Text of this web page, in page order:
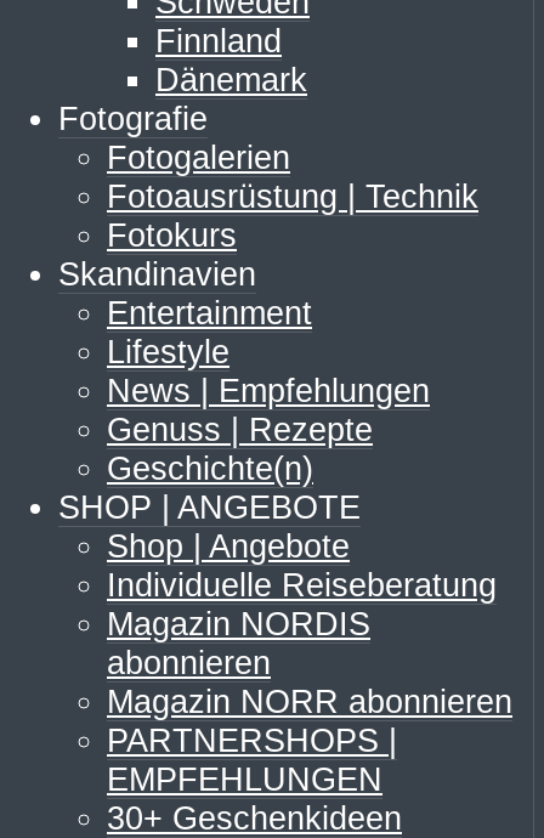
Finnland
Dänemark
Fotografie
Fotogalerien
Fotoausrüstung | Technik
Fotokurs
Skandinavien
Entertainment
Lifestyle
News | Empfehlungen
Genuss | Rezepte
Geschichte(n)
SHOP | ANGEBOTE
Shop | Angebote
Individuelle Reiseberatung
Magazin NORDIS
abonnieren
Magazin NORR abonnieren
PARTNERSHOPS |
EMPFEHLUNGEN
30+ Geschenkideen